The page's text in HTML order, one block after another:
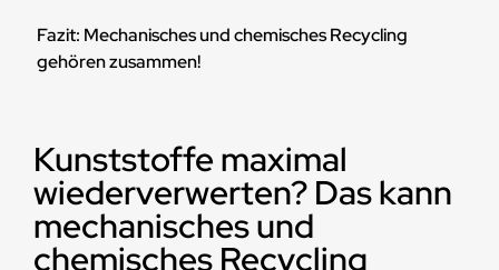
Kunststoffe maximal
wiederverwerten? Das kann
mechanisches und
chemisches Recycling
Fazit: Mechanisches und chemisches Recycling
gehören zusammen!